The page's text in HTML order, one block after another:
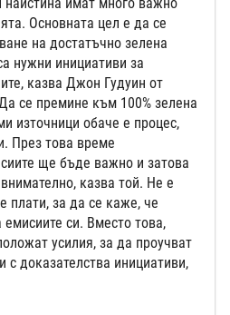
наистина имат много важно
Основната цел е да се
на достатъчно зелена
нужни инициативи за
казва Джон Гудуин от
се премине към 100% зелена
източници обаче е процес,
През това време
ще бъде важно и затова
казва той. Не е
плати, за да се каже, че
си. Вместо това,
усилия, за да проучват
с доказателства инициативи,